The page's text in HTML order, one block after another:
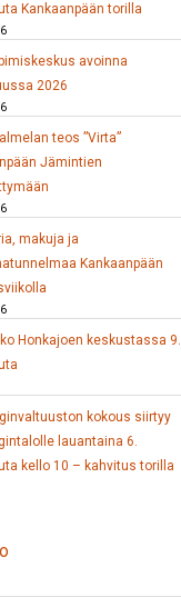
Kankaanpään torilla
avoinna
2026
teos ”Virta”
Jämintien
makuja ja
Kankaanpään
Honkajoen keskustassa 9.
kokous siirtyy
lauantaina 6.
kello 10 – kahvitus torilla